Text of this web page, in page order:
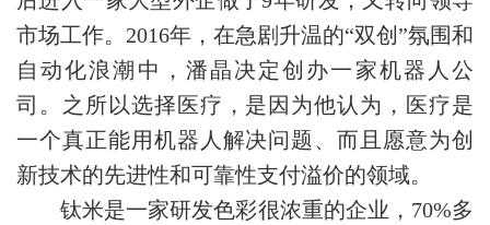
市场工作。2016年，在急剧升温的“双创”氛围和
自动化浪潮中，潘晶决定创办一家机器人公
司。之所以选择医疗，是因为他认为，医疗是
一个真正能用机器人解决问题、而且愿意为创
新技术的先进性和可靠性支付溢价的领域。
钛米是一家研发色彩很浓重的企业，70%多